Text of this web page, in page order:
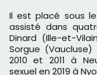
Il est placé sous
assisté dans
Dinard (Ille-et-
Sorgue
2010 et 2011 à
sexuel en 2019 à